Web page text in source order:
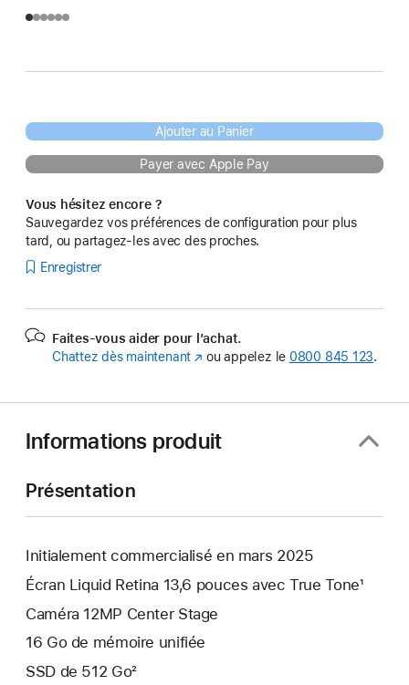
Ajouter au Panier
Payer avec Apple Pay
Vous hésitez encore ?
Sauvegardez vos préférences de configuration pour plus
tard, ou partagez-les avec des proches.
Enregistrer
Faites-vous aider pour l’achat.
Chattez dès maintenant (s’ouvre
ou appelez le 0800 845 123.
Informations produit
Présentation
Initialement commercialisé en mars 2025
Écran Liquid Retina 13,6 pouces avec True Tone¹
Caméra 12MP Center Stage
16 Go de mémoire unifiée
SSD de 512 Go²